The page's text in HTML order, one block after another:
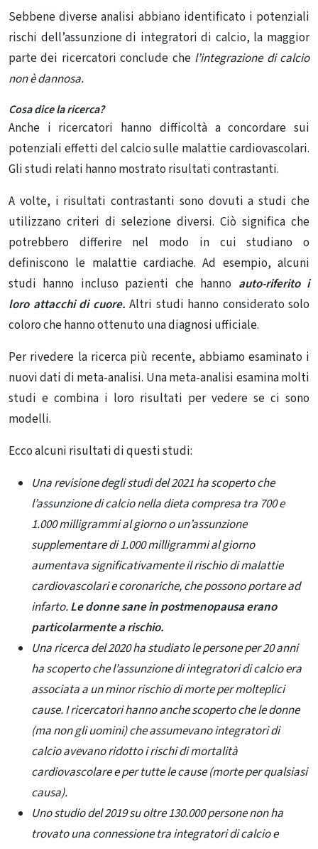
Sebbene diverse analisi abbiano identificato i potenziali
rischi dell’assunzione di integratori di calcio, la maggior
parte dei ricercatori conclude che l’integrazione di calcio
non è dannosa.
Cosa dice la ricerca?
Anche i ricercatori hanno difficoltà a concordare sui
potenziali effetti del calcio sulle malattie cardiovascolari.
Gli studi relati hanno mostrato risultati contrastanti.
A volte, i risultati contrastanti sono dovuti a studi che
utilizzano criteri di selezione diversi. Ciò significa che
potrebbero differire nel modo in cui studiano o
definiscono le malattie cardiache. Ad esempio, alcuni
studi hanno incluso pazienti che hanno auto-riferito i
loro attacchi di cuore. Altri studi hanno considerato solo
coloro che hanno ottenuto una diagnosi ufficiale.
Per rivedere la ricerca più recente, abbiamo esaminato i
nuovi dati di meta-analisi. Una meta-analisi esamina molti
studi e combina i loro risultati per vedere se ci sono
modelli.
Ecco alcuni risultati di questi studi:
Una revisione degli studi del 2021 ha scoperto che
l’assunzione di calcio nella dieta compresa tra 700 e
1.000 milligrammi al giorno o un’assunzione
supplementare di 1.000 milligrammi al giorno
aumentava significativamente il rischio di malattie
cardiovascolari e coronariche, che possono portare ad
infarto.Le donne sane in postmenopausa erano
particolarmente a rischio.
Una ricerca del 2020 ha studiato le persone per 20 anni
ha scoperto che l’assunzione di integratori di calcio era
associata a un minor rischio di morte per molteplici
cause. I ricercatori hanno anche scoperto che le donne
(ma non gli uomini) che assumevano integratori di
calcio avevano ridotto i rischi di mortalità
cardiovascolare e per tutte le cause (morte per qualsiasi
causa).
Uno studio del 2019 su oltre 130.000 persone non ha
trovato una connessione tra integratori di calcio e